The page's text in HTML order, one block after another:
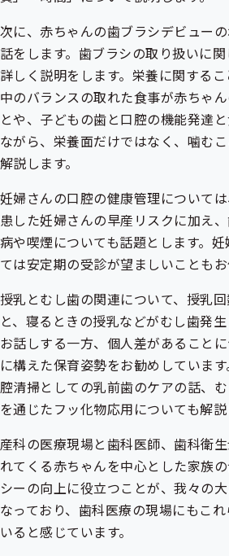
次に、赤ちゃんの歯ブラシデビュー
話をします。歯ブラシの取り扱いに
詳しく説明をします。栄養に関する
中のバランスの取れた食事が赤ちゃ
とや、子どもの歯と口腔の機能発達
ながら、栄養面だけではなく、噛む
解説します。
妊婦さんの口腔の健康管理について
患した妊婦さんの早産リスクに加え
病や喫煙についても話題とします。
ては安定期の受診が望ましいこともお
授乳とむし歯の関連について、授乳
と、寝るときの授乳などがむし歯発
お話しする一方、個人差があること
に構えた保育姿勢をお勧めしていま
腔清掃としての乳前歯のケアの話、
を通じたフッ化物応用についても解説
産科の医療現場と歯科医師、歯科衛
れてくる赤ちゃんを中心とした家族
シーの向上に役立つことが、我々の
なっており、歯科医療の現場にもこ
いると感じています。